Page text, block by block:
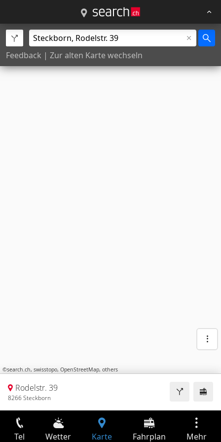
Feedback | Zur alten Karte wechseln
©search.ch, swisstopo, OpenStreetMap, others
Rodelstr. 39
8266 Steckborn
Tel Wetter Karte Fahrplan Mehr